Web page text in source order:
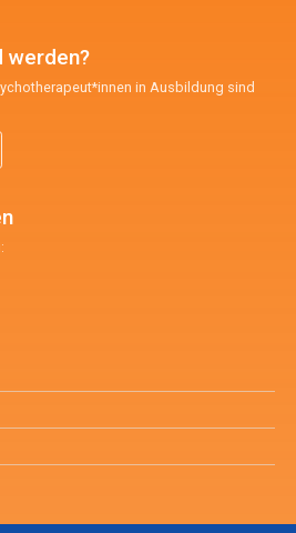
werden?
in Ausbildung sind